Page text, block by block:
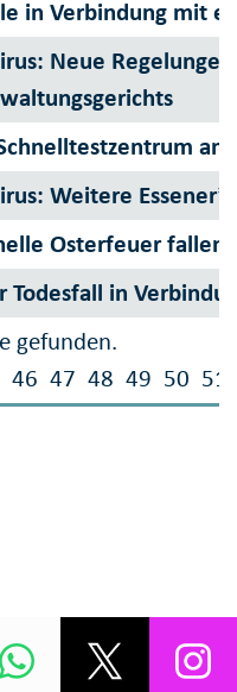
gefunden.
46 47 48 49 50 51
in Verbindung mit
Neue
am
Weitere
Osterfeuer fallen
Todesfall in